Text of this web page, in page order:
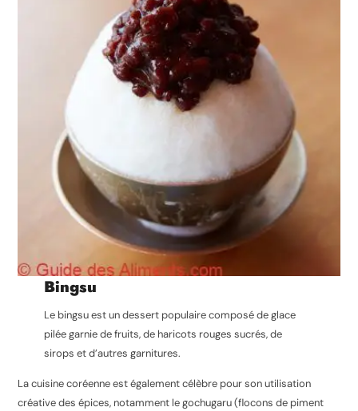
Bingsu
Le bingsu est un dessert populaire composé de glace
pilée garnie de fruits, de haricots rouges sucrés, de
sirops et d’autres garnitures.
La cuisine coréenne est également célèbre pour son utilisation
créative des épices, notamment le gochugaru (flocons de piment